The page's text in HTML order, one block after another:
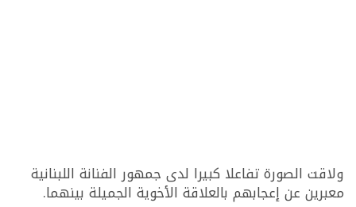
ولاقت الصورة تفاعلا كبيرا لدى جمهور الفنانة اللبنانية
معبرين عن إعجابهم بالعلاقة الأخوية الجميلة بينهما.